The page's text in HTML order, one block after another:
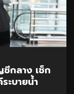
กลาง เช็ก
ะบายน้ำ